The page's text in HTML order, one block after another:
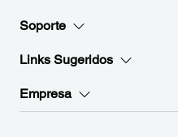
Soporte
Links Sugeridos
Empresa